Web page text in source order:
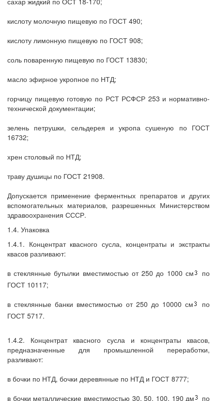
кислоту молочную пищевую по ГОСТ 490;
кислоту лимонную пищевую по ГОСТ 908;
соль поваренную пищевую по ГОСТ 13830;
масло эфирное укропное по НТД;
горчицу пищевую готовую по РСТ РСФСР 253 и нормативно-
технической документации;
зелень петрушки, сельдерея и укропа сушеную по ГОСТ
16732;
хрен столовый по НТД;
траву душицы по ГОСТ 21908.
Допускается применение ферментных препаратов и других
вспомогательных материалов, разрешенных Министерством
здравоохранения СССР.
1.4. Упаковка
1.4.1. Концентрат квасного сусла, концентраты и экстракты
квасов разливают:
в стеклянные бутылки вместимостью от 250 до 1000 см
по
ГОСТ 10117;
в стеклянные банки вместимостью от 250 до 10000 см
по
ГОСТ 5717.
1.4.2. Концентрат квасного сусла и концентраты квасов,
предназначенные для промышленной переработки,
разливают:
в бочки по НТД, бочки деревянные по НТД и ГОСТ 8777;
в бочки металлические вместимостью 30, 50, 100, 190 дм
по